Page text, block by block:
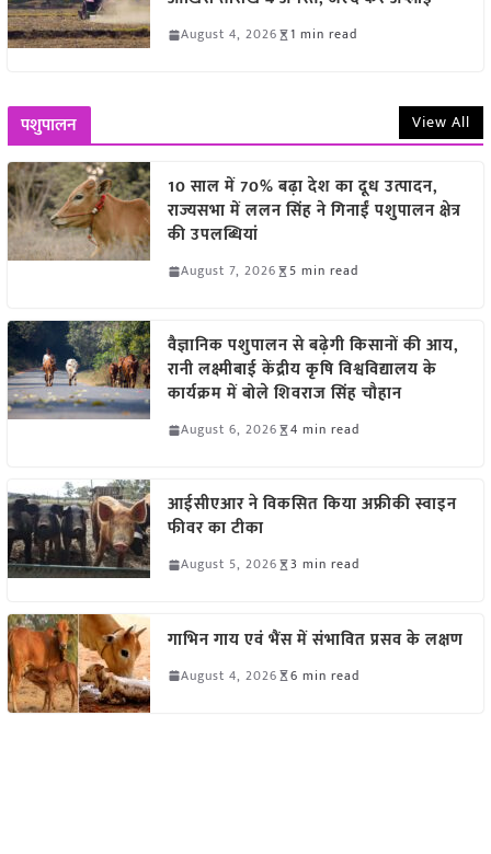
August 4, 2026 1 min read
पशुपालन View All
10 साल में 70% बढ़ा देश का दूध उत्पादन,
राज्यसभा में ललन सिंह ने गिनाईं पशुपालन क्षेत्र
की उपलब्धियां
August 7, 2026 5 min read
वैज्ञानिक पशुपालन से बढ़ेगी किसानों की आय,
रानी लक्ष्मीबाई केंद्रीय कृषि विश्वविद्यालय के
कार्यक्रम में बोले शिवराज सिंह चौहान
August 6, 2026 4 min read
आईसीएआर ने विकसित किया अफ्रीकी स्वाइन
फीवर का टीका
August 5, 2026 3 min read
गाभिन गाय एवं भैंस में संभावित प्रसव के लक्षण
August 4, 2026 6 min read